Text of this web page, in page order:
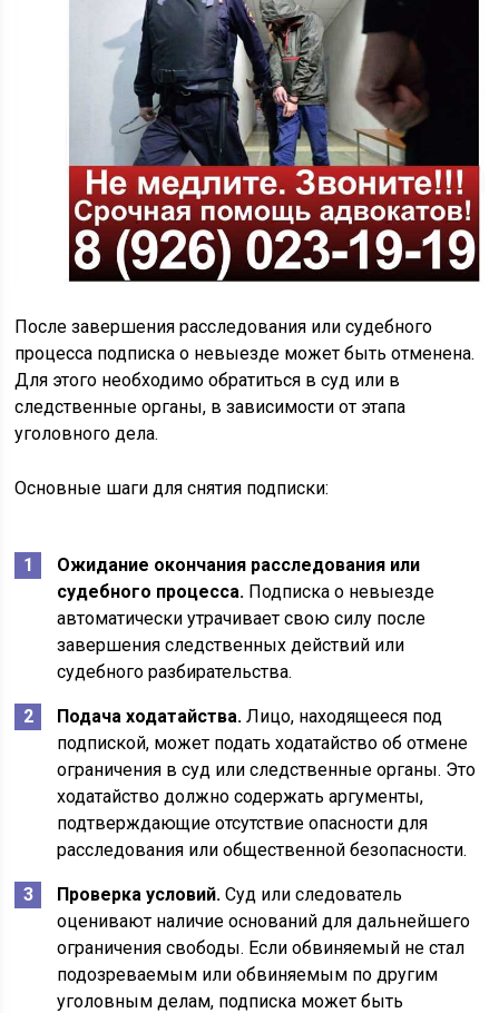
После завершения расследования или судебного
процесса подписка о невыезде может быть отменена.
Для этого необходимо обратиться в суд или в
следственные органы, в зависимости от этапа
уголовного дела.
Основные шаги для снятия подписки:
Ожидание окончания расследования или
судебного процесса. Подписка о невыезде
автоматически утрачивает свою силу после
завершения следственных действий или
судебного разбирательства.
Подача ходатайства. Лицо, находящееся под
подпиской, может подать ходатайство об отмене
ограничения в суд или следственные органы. Это
ходатайство должно содержать аргументы,
подтверждающие отсутствие опасности для
расследования или общественной безопасности.
Проверка условий. Суд или следователь
оценивают наличие оснований для дальнейшего
ограничения свободы. Если обвиняемый не стал
подозреваемым или обвиняемым по другим
уголовным делам, подписка может быть